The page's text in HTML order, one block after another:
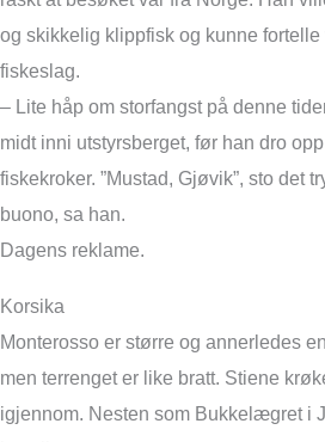
og skikkelig klippfisk og kunne
fiskeslag.
– Lite håp om storfangst på denne
midt inni utstyrsberget, før han dro
fiskekroker. ”Mustad, Gjøvik”, sto det
buono, sa han.
Dagens reklame.
Korsika
Monterosso er større og annerledes
men terrenget er like bratt. Stiene
igjennom. Nesten som Bukkelægret i